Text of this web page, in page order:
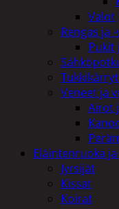
Valot
Rengas ja
Pukit
Veneet ja
Airot
Eläintenruoka
Jyrsijät
Kissat
Koirat